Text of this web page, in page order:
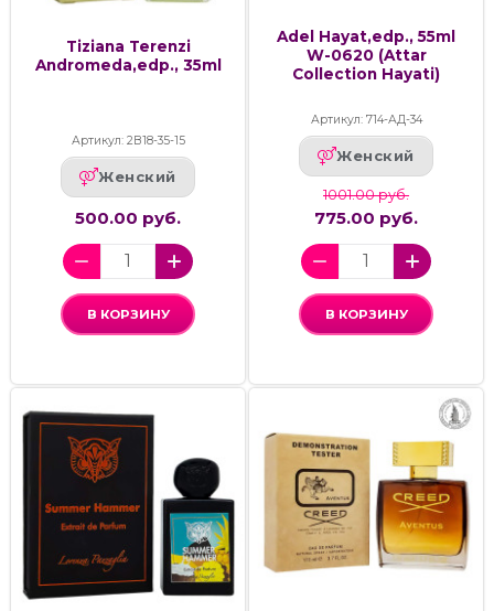
Tiziana Terenzi
Andromeda,edp., 35ml
Артикул: 2В18-35-15
Женский
500.00 руб.
В КОРЗИНУ
Adel Hayat,edp., 55ml
W-0620 (Attar
Collection Hayati)
Артикул: 714-АД-34
Женский
1001.00 руб.
775.00 руб.
В КОРЗИНУ